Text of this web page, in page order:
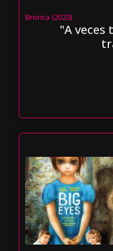
Bronca (2023)
"A veces